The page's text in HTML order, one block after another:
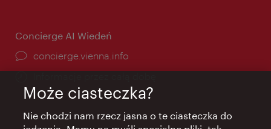
Concierge AI Wiedeń
concierge.vienna.info
Może ciasteczka?
Nie chodzi nam rzecz jasna o te ciasteczka do